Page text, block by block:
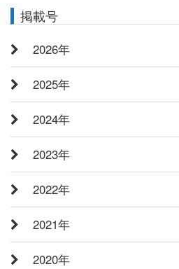
掲載号
2026年
2025年
2024年
2023年
2022年
2021年
2020年